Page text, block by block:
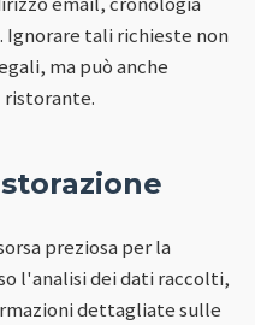
tali richieste non
ma può anche
ristorante.
preziosa per la
l'analisi dei dati raccolti,
dettagliate sulle